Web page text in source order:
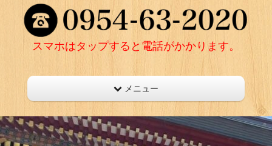
スマホはタップすると電話がかかります。
メニュー